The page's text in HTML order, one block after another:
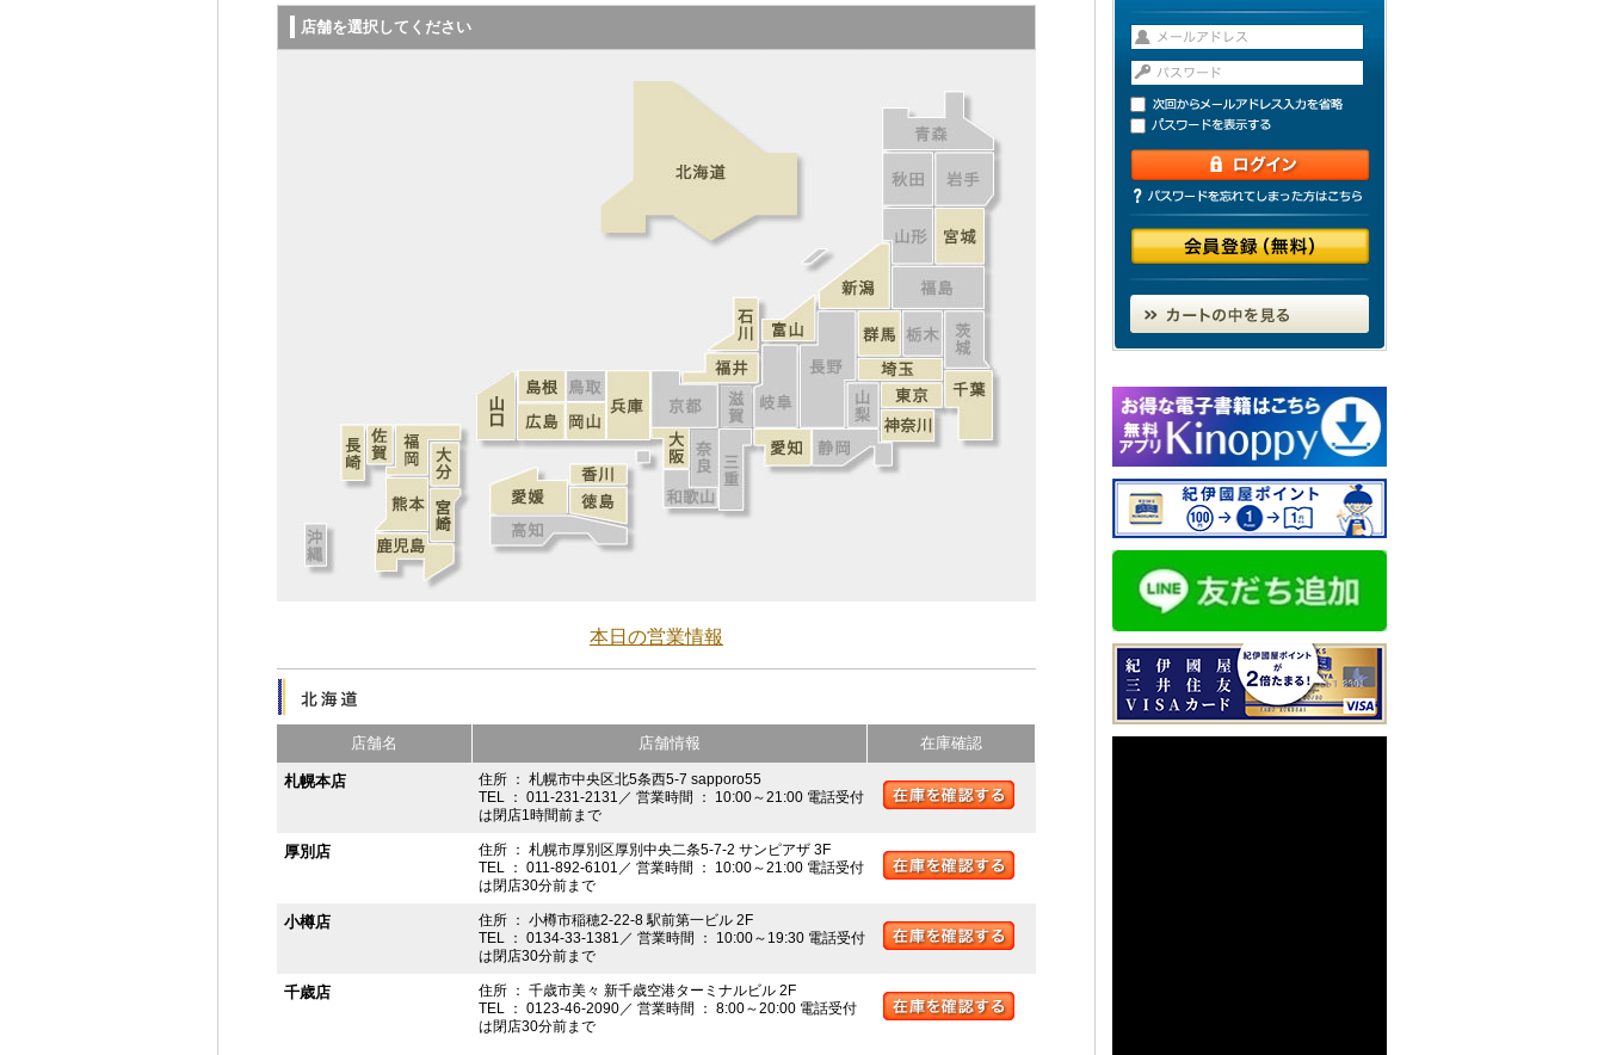
店舗を選択してください
本日の営業情報
店舗名 店舗情報 在庫確認
札幌本店
住所 ： 札幌市中央区北5条西5-7 sapporo55
TEL ： 011-231-2131／ 営業時間 ： 10:00～21:00 電話受付
は閉店1時間前まで
厚別店
住所 ： 札幌市厚別区厚別中央二条5-7-2 サンピアザ 3F
TEL ： 011-892-6101／ 営業時間 ： 10:00～21:00 電話受付
は閉店30分前まで
小樽店
住所 ： 小樽市稲穂2-22-8 駅前第一ビル 2F
TEL ： 0134-33-1381／ 営業時間 ： 10:00～19:30 電話受付
は閉店30分前まで
千歳店
住所 ： 千歳市美々 新千歳空港ターミナルビル 2F
TEL ： 0123-46-2090／ 営業時間 ： 8:00～20:00 電話受付
は閉店30分前まで